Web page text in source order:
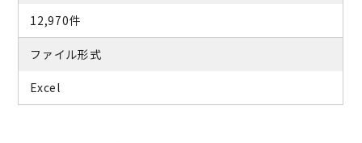
12,970件
ファイル形式
Excel